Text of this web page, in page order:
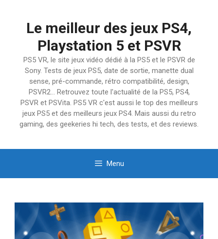
Le meilleur des jeux PS4,
Playstation 5 et PSVR
PS5 VR, le site jeux vidéo dédié à la PS5 et le PSVR de
Sony. Tests de jeux PS5, date de sortie, manette dual
sense, pré-commande, rétro compatibilité, design,
PSVR2… Retrouvez toute l'actualité de la PS5, PS4,
PSVR et PSVita. PS5 VR c'est aussi le top des meilleurs
jeux PS5 et des meilleurs jeux PS4. Mais aussi du retro
gaming, des geekeries hi tech, des tests, et des reviews.
Menu